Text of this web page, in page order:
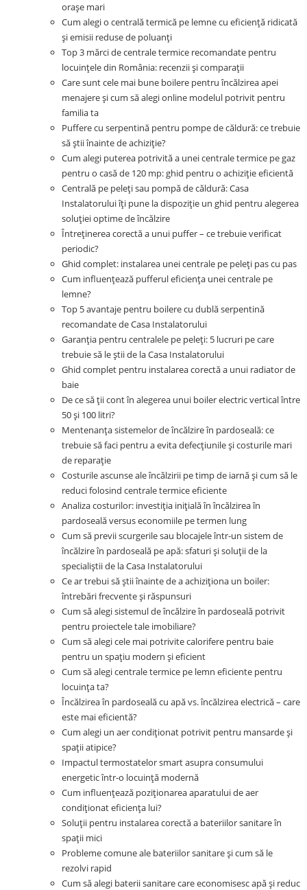
orașe mari
Cum alegi o centrală termică pe lemne cu eficiență ridicată
și emisii reduse de poluanți
Top 3 mărci de centrale termice recomandate pentru
locuințele din România: recenzii și comparații
Care sunt cele mai bune boilere pentru încălzirea apei
menajere și cum să alegi online modelul potrivit pentru
familia ta
Puffere cu serpentină pentru pompe de căldură: ce trebuie
să știi înainte de achiziție?
Cum alegi puterea potrivită a unei centrale termice pe gaz
pentru o casă de 120 mp: ghid pentru o achiziție eficientă
Centrală pe peleți sau pompă de căldură: Casa
Instalatorului îți pune la dispoziție un ghid pentru alegerea
soluției optime de încălzire
Întreținerea corectă a unui puffer – ce trebuie verificat
periodic?
Ghid complet: instalarea unei centrale pe peleți pas cu pas
Cum influențează pufferul eficiența unei centrale pe
lemne?
Top 5 avantaje pentru boilere cu dublă serpentină
recomandate de Casa Instalatorului
Garanția pentru centralele pe peleți: 5 lucruri pe care
trebuie să le știi de la Casa Instalatorului
Ghid complet pentru instalarea corectă a unui radiator de
baie
De ce să ții cont în alegerea unui boiler electric vertical între
50 și 100 litri?
Mentenanța sistemelor de încălzire în pardoseală: ce
trebuie să faci pentru a evita defecțiunile și costurile mari
de reparație
Costurile ascunse ale încălzirii pe timp de iarnă și cum să le
reduci folosind centrale termice eficiente
Analiza costurilor: investiția inițială în încălzirea în
pardoseală versus economiile pe termen lung
Cum să previi scurgerile sau blocajele într-un sistem de
încălzire în pardoseală pe apă: sfaturi și soluții de la
specialiștii de la Casa Instalatorului
Ce ar trebui să știi înainte de a achiziționa un boiler:
întrebări frecvente și răspunsuri
Cum să alegi sistemul de încălzire în pardoseală potrivit
pentru proiectele tale imobiliare?
Cum să alegi cele mai potrivite calorifere pentru baie
pentru un spațiu modern și eficient
Cum să alegi centrale termice pe lemn eficiente pentru
locuința ta?
Încălzirea în pardoseală cu apă vs. încălzirea electrică – care
este mai eficientă?
Cum alegi un aer condiționat potrivit pentru mansarde și
spații atipice?
Impactul termostatelor smart asupra consumului
energetic într-o locuință modernă
Cum influențează poziționarea aparatului de aer
condiționat eficiența lui?
Soluții pentru instalarea corectă a bateriilor sanitare în
spații mici
Probleme comune ale bateriilor sanitare și cum să le
rezolvi rapid
Cum să alegi baterii sanitare care economisesc apă și reduc